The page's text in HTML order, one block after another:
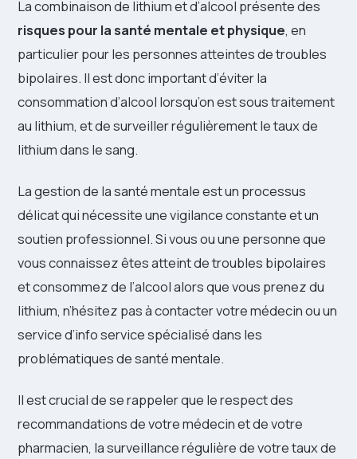
La combinaison de lithium et d’alcool présente des
risques pour la santé mentale et physique, en
particulier pour les personnes atteintes de troubles
bipolaires. Il est donc important d’éviter la
consommation d’alcool lorsqu’on est sous traitement
au lithium, et de surveiller régulièrement le taux de
lithium dans le sang.
La gestion de la santé mentale est un processus
délicat qui nécessite une vigilance constante et un
soutien professionnel. Si vous ou une personne que
vous connaissez êtes atteint de troubles bipolaires
et consommez de l’alcool alors que vous prenez du
lithium, n’hésitez pas à contacter votre médecin ou un
service d’info service spécialisé dans les
problématiques de santé mentale.
Il est crucial de se rappeler que le respect des
recommandations de votre médecin et de votre
pharmacien, la surveillance régulière de votre taux de